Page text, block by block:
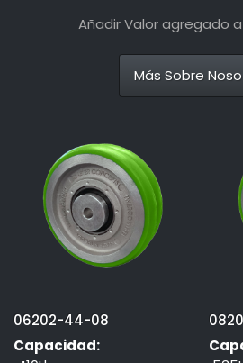
Añadir Valor agregado
Más Sobre
06202-44-08
Capacidad: